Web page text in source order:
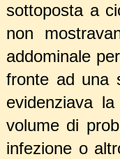
sottoposta a
non
addominale
fronte ad una
evidenziava
volume di
infezione o